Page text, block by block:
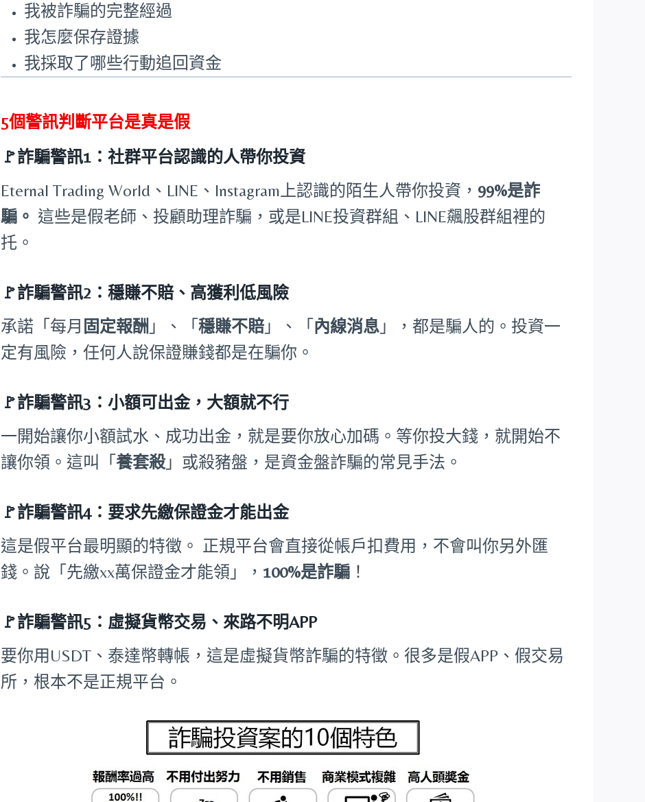
我被詐騙的完整經過
我怎麼保存證據
我採取了哪些行動追回資金
5個警訊判斷平台是真是假
🚩詐騙警訊1：社群平台認識的人帶你投資
Eternal Trading World、LINE、Instagram上認識的陌生人帶你投資， 99%是詐
騙。 這些是假老師、投顧助理詐騙，或是LINE投資群組、LINE飆股群組裡的
托。
🚩詐騙警訊2：穩賺不賠、高獲利低風險
承諾「每月 固定報酬 」、「穩賺不賠 」、「 內線消息 」，都是騙人的。投資一
定有風險，任何人說保證賺錢都是在騙你。
🚩詐騙警訊3：小額可出金，大額就不行
一開始讓你小額試水、成功出金，就是要你放心加碼。等你投大錢，就開始不
讓你領。這叫「養套殺」或殺豬盤，是資金盤詐騙的常見手法。
🚩詐騙警訊4：要求先繳保證金才能出金
這是假平台最明顯的特徵。 正規平台會直接從帳戶扣費用，不會叫你另外匯
錢。說「先繳xx萬保證金才能領」，100%是詐騙 ！
🚩詐騙警訊5：虛擬貨幣交易、來路不明APP
要你用USDT、泰達幣轉帳，這是虛擬貨幣詐騙的特徵。很多是假APP、假交易
所，根本不是正規平台。